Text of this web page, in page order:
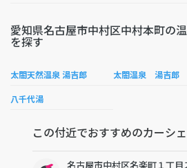
愛知県名古屋市中村区中村本町の
を探す
太閤天然温泉 湯吉郎 太閤温泉 湯吉郎
八千代湯
この付近でおすすめのカーシ
名古屋市中村区名楽町１丁目